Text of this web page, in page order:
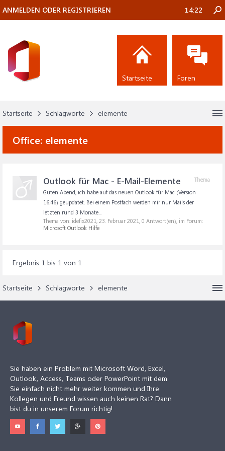
Startseite Schlagworte elemente
Office: elemente
Thema
Outlook für Mac - E-Mail-Elemente
Guten Abend, ich habe auf das neuen Outlook für Mac (Version
16.46) geupdatet. Bei einem Postfach werden mir nur Mails der
letzten rund 3 Monate...
Thema von: idefix2021, 23. Februar 2021, 0 Antwort(en), im Forum:
Microsoft Outlook Hilfe
Ergebnis 1 bis 1 von 1
Startseite Schlagworte elemente
ANMELDEN ODER REGISTRIEREN 14:22
Startseite Foren
Sie haben ein Problem mit Microsoft Word, Excel,
Outlook, Access, Teams oder PowerPoint mit dem
Sie einfach nicht mehr weiter kommen und Ihre
Kollegen und Freund wissen auch keinen Rat? Dann
bist du in unserem Forum richtig!